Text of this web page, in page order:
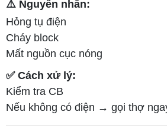
⚠️ Nguyên nhân:
Hỏng tụ điện
Cháy block
Mất nguồn cục nóng
✅ Cách xử lý:
Kiểm tra CB
Nếu không có điện → gọi thợ